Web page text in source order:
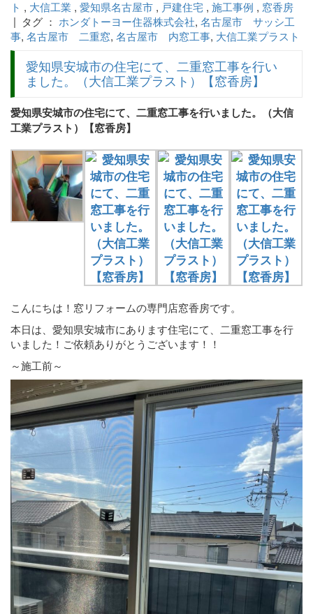
ト , 大信工業 , 愛知県名古屋市 , 戸建住宅 , 施工事例 , 窓香房
| タグ ： ホンダトーヨー住器株式会社, 名古屋市 サッシ工
事, 名古屋市 二重窓, 名古屋市 内窓工事, 大信工業プラスト
愛知県安城市の住宅にて、二重窓工事を行い
ました。（大信工業プラスト）【窓香房】
愛知県安城市の住宅にて、二重窓工事を行いました。（大信
工業プラスト）【窓香房】
こんにちは！窓リフォームの専門店窓香房です。
本日は、愛知県安城市にあります住宅にて、二重窓工事を行
いました！ご依頼ありがとうございます！！
～施工前～